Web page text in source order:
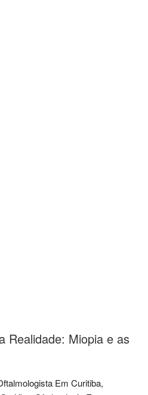
Realidade: Miopia e as